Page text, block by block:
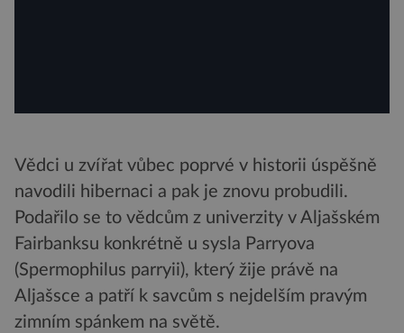
Vědci u zvířat vůbec poprvé v historii úspěšně
navodili hibernaci a pak je znovu probudili.
Podařilo se to vědcům z univerzity v Aljašském
Fairbanksu konkrétně u sysla Parryova
(Spermophilus parryii), který žije právě na
Aljašsce a patří k savcům s nejdelším pravým
zimním spánkem na světě.